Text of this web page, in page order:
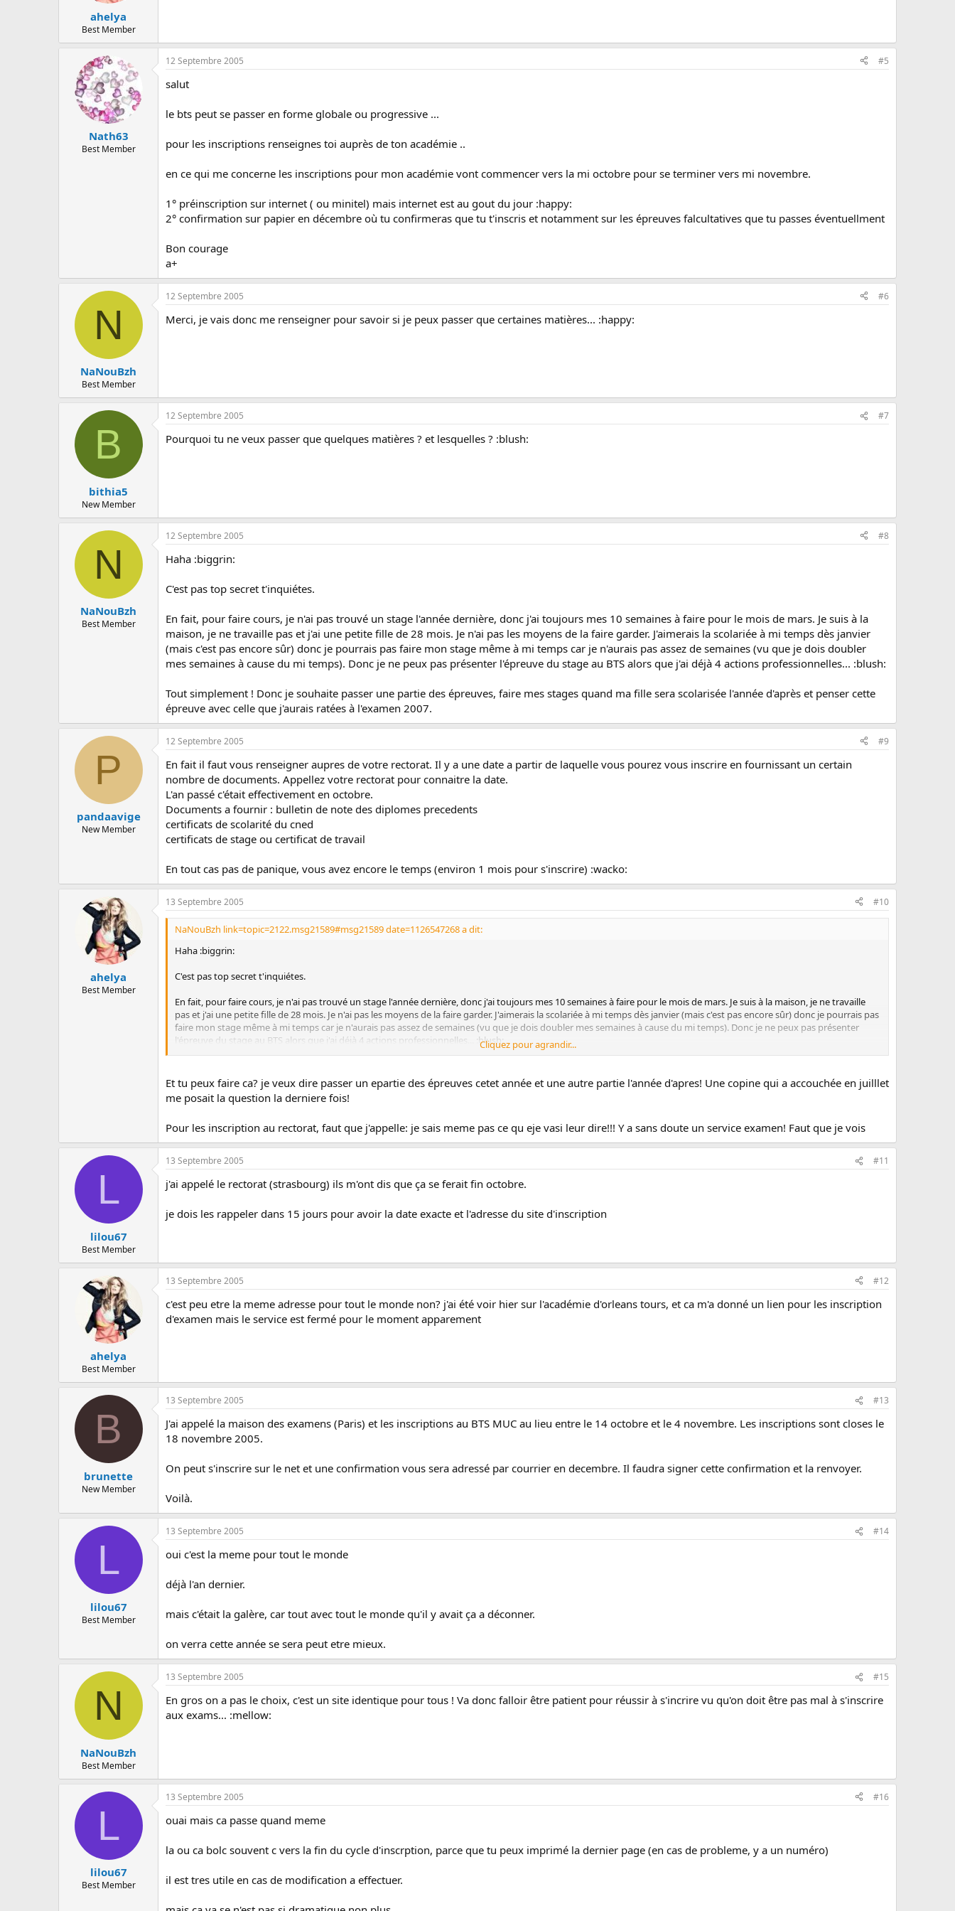
ahelya
Best Member
Nath63
Best Member
12 Septembre 2005 #5
salut
le bts peut se passer en forme globale ou progressive ...
pour les inscriptions renseignes toi auprès de ton académie ..
en ce qui me concerne les inscriptions pour mon académie vont commencer vers la mi octobre pour se terminer vers mi novembre.
1° préinscription sur internet ( ou minitel) mais internet est au gout du jour :happy:
2° confirmation sur papier en décembre où tu confirmeras que tu t'inscris et notamment sur les épreuves falcultatives que tu passes éventuellment
Bon courage
a+
N
NaNouBzh
Best Member
12 Septembre 2005 #6
Merci, je vais donc me renseigner pour savoir si je peux passer que certaines matières... :happy:
B
bithia5
New Member
12 Septembre 2005 #7
Pourquoi tu ne veux passer que quelques matières ? et lesquelles ? :blush:
N
NaNouBzh
Best Member
12 Septembre 2005 #8
Haha :biggrin:
C'est pas top secret t'inquiétes.
En fait, pour faire cours, je n'ai pas trouvé un stage l'année dernière, donc j'ai toujours mes 10 semaines à faire pour le mois de mars. Je suis à la
maison, je ne travaille pas et j'ai une petite fille de 28 mois. Je n'ai pas les moyens de la faire garder. J'aimerais la scolariée à mi temps dès janvier
(mais c'est pas encore sûr) donc je pourrais pas faire mon stage même à mi temps car je n'aurais pas assez de semaines (vu que je dois doubler
mes semaines à cause du mi temps). Donc je ne peux pas présenter l'épreuve du stage au BTS alors que j'ai déjà 4 actions professionnelles... :blush:
Tout simplement ! Donc je souhaite passer une partie des épreuves, faire mes stages quand ma fille sera scolarisée l'année d'après et penser cette
épreuve avec celle que j'aurais ratées à l'examen 2007.
P
pandaavige
New Member
12 Septembre 2005 #9
En fait il faut vous renseigner aupres de votre rectorat. Il y a une date a partir de laquelle vous pourez vous inscrire en fournissant un certain
nombre de documents. Appellez votre rectorat pour connaitre la date.
L'an passé c'était effectivement en octobre.
Documents a fournir : bulletin de note des diplomes precedents
certificats de scolarité du cned
certificats de stage ou certificat de travail
En tout cas pas de panique, vous avez encore le temps (environ 1 mois pour s'inscrire) :wacko:
ahelya
Best Member
13 Septembre 2005 #10
NaNouBzh link=topic=2122.msg21589#msg21589 date=1126547268 a dit:
Haha :biggrin:
C'est pas top secret t'inquiétes.
En fait, pour faire cours, je n'ai pas trouvé un stage l'année dernière, donc j'ai toujours mes 10 semaines à faire pour le mois de mars. Je suis à la maison, je ne travaille
pas et j'ai une petite fille de 28 mois. Je n'ai pas les moyens de la faire garder. J'aimerais la scolariée à mi temps dès janvier (mais c'est pas encore sûr) donc je pourrais pas
faire mon stage même à mi temps car je n'aurais pas assez de semaines (vu que je dois doubler mes semaines à cause du mi temps). Donc je ne peux pas présenter
l'épreuve du stage au BTS alors que j'ai déjà 4 actions professionnelles... :blush:
que j'aurais ratées à l'examen 2007.
Cliquez pour agrandir...
Et tu peux faire ca? je veux dire passer un epartie des épreuves cetet année et une autre partie l'année d'apres! Une copine qui a accouchée en juilllet
me posait la question la derniere fois!
Pour les inscription au rectorat, faut que j'appelle: je sais meme pas ce qu eje vasi leur dire!!! Y a sans doute un service examen! Faut que je vois
L
lilou67
Best Member
13 Septembre 2005 #11
j'ai appelé le rectorat (strasbourg) ils m'ont dis que ça se ferait fin octobre.
je dois les rappeler dans 15 jours pour avoir la date exacte et l'adresse du site d'inscription
ahelya
Best Member
13 Septembre 2005 #12
c'est peu etre la meme adresse pour tout le monde non? j'ai été voir hier sur l'académie d'orleans tours, et ca m'a donné un lien pour les inscription
d'examen mais le service est fermé pour le moment apparement
B
brunette
New Member
13 Septembre 2005 #13
J'ai appelé la maison des examens (Paris) et les inscriptions au BTS MUC au lieu entre le 14 octobre et le 4 novembre. Les inscriptions sont closes le
18 novembre 2005.
On peut s'inscrire sur le net et une confirmation vous sera adressé par courrier en decembre. Il faudra signer cette confirmation et la renvoyer.
Voilà.
L
lilou67
Best Member
13 Septembre 2005 #14
oui c'est la meme pour tout le monde
déjà l'an dernier.
mais c'était la galère, car tout avec tout le monde qu'il y avait ça a déconner.
on verra cette année se sera peut etre mieux.
N
NaNouBzh
Best Member
13 Septembre 2005 #15
En gros on a pas le choix, c'est un site identique pour tous ! Va donc falloir être patient pour réussir à s'incrire vu qu'on doit être pas mal à s'inscrire
aux exams... :mellow:
L
lilou67
Best Member
13 Septembre 2005 #16
ouai mais ca passe quand meme
la ou ca bolc souvent c vers la fin du cycle d'inscrption, parce que tu peux imprimé la dernier page (en cas de probleme, y a un numéro)
il est tres utile en cas de modification a effectuer.